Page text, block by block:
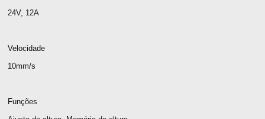
24V, 12A
Velocidade
10mm/s
Funções